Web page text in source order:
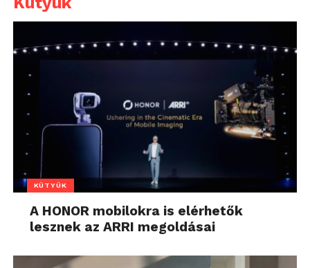
A HONOR mobilokra is elérhetők
lesznek az ARRI megoldásai